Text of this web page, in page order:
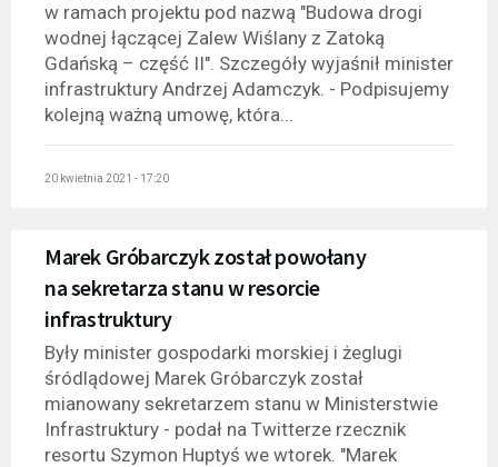
w ramach projektu pod nazwą "Budowa drogi
wodnej łączącej Zalew Wiślany z Zatoką
Gdańską – część II". Szczegóły wyjaśnił minister
infrastruktury Andrzej Adamczyk. - Podpisujemy
kolejną ważną umowę, która...
20 kwietnia 2021 - 17:20
Marek Gróbarczyk został powołany
na sekretarza stanu w resorcie
infrastruktury
Były minister gospodarki morskiej i żeglugi
śródlądowej Marek Gróbarczyk został
mianowany sekretarzem stanu w Ministerstwie
Infrastruktury - podał na Twitterze rzecznik
resortu Szymon Huptyś we wtorek. "Marek